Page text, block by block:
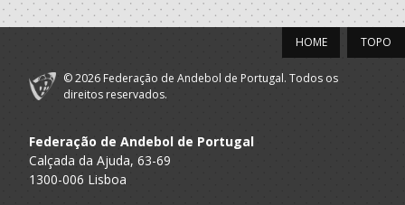
TOPO
HOME
© 2026 Federação de Andebol de Portugal. Todos os
direitos reservados.
Federação de Andebol de Portugal
Calçada da Ajuda, 63-69
1300-006 Lisboa